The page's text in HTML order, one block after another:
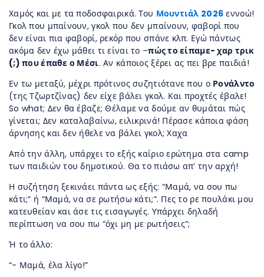
Χαμός και με τα ποδοσφαιρικά. Του Μουντιάλ 2026 εννοώ!
Γκολ που μπαίνουν, γκολ που δεν μπαίνουν, φαβορί που
δεν είναι πια φαβορί, ρεκόρ που σπάνε κλπ. Εγώ πάντως
ακόμα δεν έχω μάθει τι είναι το –πώς το είπαμε- χαρ τρικ
(;) που έπαθε ο Μέσι. Αν κάποιος ξέρει ας πει βρε παιδιά!
Εν τω μεταξύ, μέχρι πρότινος συζητιότανε που ο Ρονάλντο
(της Τζωρτζίνας) δεν είχε βάλει γκολ. Και προχτές έβαλε!
So what; Δεν θα έβαζε; Θέλαμε να δούμε αν θυμάται πώς
γίνεται; Δεν καταλαβαίνω, ειλικρινά! Πέρασε κάποια φάση
άρνησης και δεν ήθελε να βάλει γκολ; Χαχα
Από την άλλη, υπάρχει το εξής καίριο ερώτημα στα camp
των παιδιών του δημοτικού. Θα το πιάσω απ’ την αρχή!
Η συζήτηση ξεκινάει πάντα ως εξής: “Μαμά, να σου πω
κάτι;” ή “Μαμά, να σε ρωτήσω κάτι;”. Πες το ρε πουλάκι μου
κατευθείαν και άσε τις εισαγωγές. Υπάρχει δηλαδή
περίπτωση να σου πω “όχι μη με ρωτήσεις”;
Ή το άλλο:
“- Μαμά, έλα λίγο!”